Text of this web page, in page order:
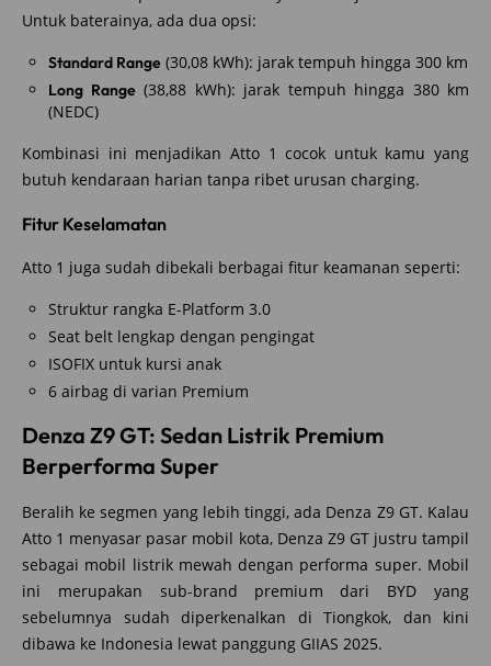
Untuk baterainya, ada dua opsi:
Standard Range (30,08 kWh): jarak tempuh hingga 300 km
Long Range(38,88 kWh): jarak tempuh hingga 380 km
(NEDC)
Kombinasi ini menjadikan Atto 1 cocok untuk kamu yang
butuh kendaraan harian tanpa ribet urusan charging.
Fitur Keselamatan
Atto 1 juga sudah dibekali berbagai fitur keamanan seperti:
Struktur rangka E-Platform 3.0
Seat belt lengkap dengan pengingat
ISOFIX untuk kursi anak
6 airbag di varian Premium
Denza Z9 GT: Sedan Listrik Premium
Berperforma Super
Beralih ke segmen yang lebih tinggi, ada Denza Z9 GT. Kalau
Atto 1 menyasar pasar mobil kota, Denza Z9 GT justru tampil
sebagai mobil listrik mewah dengan performa super. Mobil
ini merupakan sub-brand premium dari BYD yang
sebelumnya sudah diperkenalkan di Tiongkok, dan kini
dibawa ke Indonesia lewat panggung GIIAS 2025.